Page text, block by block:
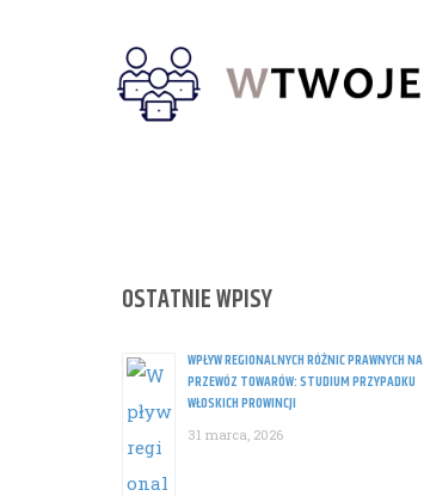
OSTATNIE WPISY
WPŁYW REGIONALNYCH RÓŻNIC PRAWNYCH NA
PRZEWÓZ TOWARÓW: STUDIUM PRZYPADKU
WŁOSKICH PROWINCJI
31 marca, 2026